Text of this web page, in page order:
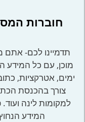
חוברות
מוכן, עם כל המידע
ימים, אטרקציות,
צורך בהכנסת
למקומות לינה
המידע הנחוץ במקום 1